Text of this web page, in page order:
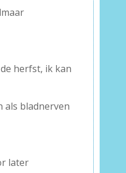
herfst, ik kan
als bladnerven
later